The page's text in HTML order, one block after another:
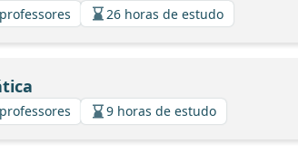
26 horas de estudo
9 horas de estudo